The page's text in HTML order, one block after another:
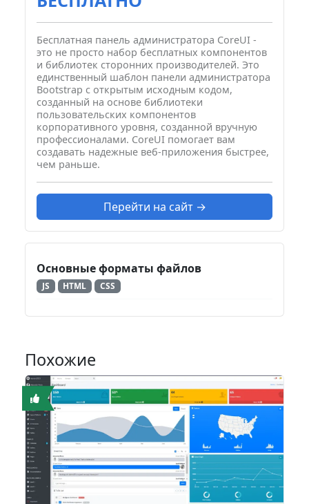
Бесплатная панель администратора CoreUI -
это не просто набор бесплатных компонентов
и библиотек сторонних производителей. Это
единственный шаблон панели администратора
Bootstrap с открытым исходным кодом,
созданный на основе библиотеки
пользовательских компонентов
корпоративного уровня, созданной вручную
профессионалами. CoreUI помогает вам
создавать надежные веб-приложения быстрее,
чем раньше.
Перейти на сайт →
Основные форматы файлов
JS HTML CSS
Похожие